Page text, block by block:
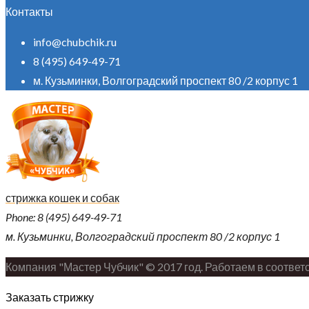
Контакты
info@chubchik.ru
8 (495) 649-49-71
м. Кузьминки, Волгоградский проспект 80 /2 корпус 1
стрижка кошек и собак
Phone: 8 (495) 649-49-71
м. Кузьминки, Волгоградский проспект 80 /2 корпус 1
Компания "Мастер Чубчик" © 2017 год. Работаем в
Заказать стрижку